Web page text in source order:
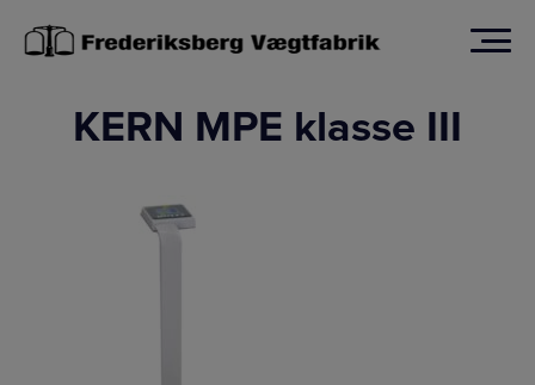
indholdet
KERN MPE klasse III